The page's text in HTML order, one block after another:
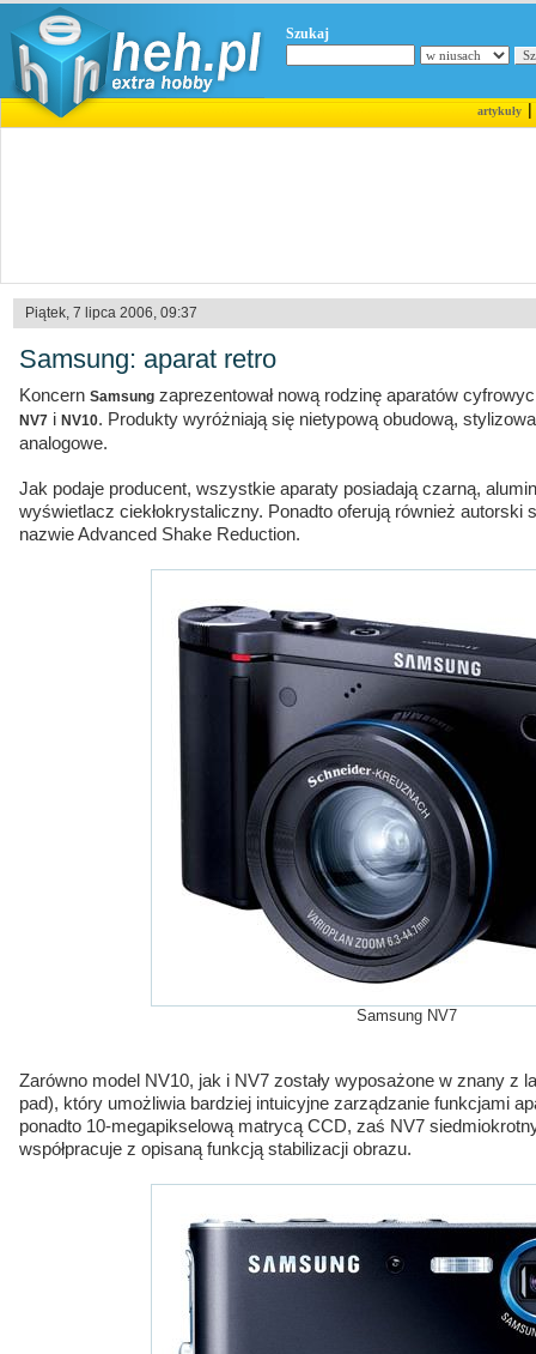
Szukaj
artykuły|
Piątek, 7 lipca 2006, 09:37
Samsung: aparat retro
Koncern Samsung zaprezentował nową rodzinę aparatów
NV7 i NV10. Produkty wyróżniają się nietypową obudową,
analogowe.
Jak podaje producent, wszystkie aparaty posiadają czarną,
wyświetlacz ciekłokrystaliczny. Ponadto oferują również autorski
nazwie Advanced Shake Reduction.
Samsung NV7
Zarówno model NV10, jak i NV7 zostały wyposażone w znany z
pad), który umożliwia bardziej intuicyjne zarządzanie funkcjami
ponadto 10-megapikselową matrycą CCD, zaś NV7
współpracuje z opisaną funkcją stabilizacji obrazu.